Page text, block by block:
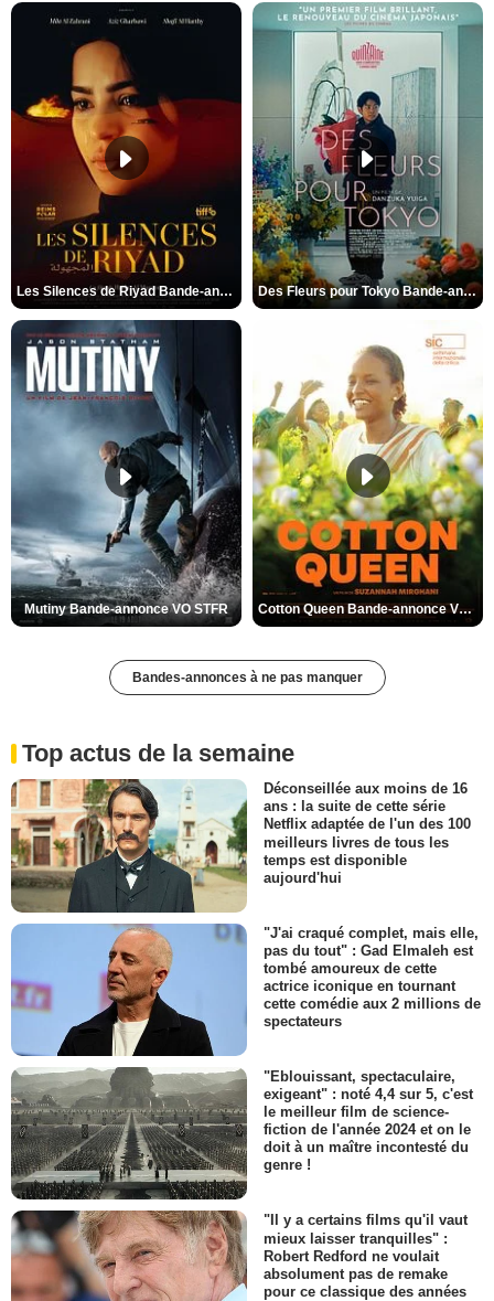
Les Silences de Riyad Bande-annonce VO STFR Des Fleurs pour Tokyo Bande-annonce VO STFR
Mutiny Bande-annonce VO STFR Cotton Queen Bande-annonce VO STFR
Bandes-annonces à ne pas manquer
Top actus de la semaine
Déconseillée aux moins de 16
ans : la suite de cette série
Netflix adaptée de l'un des 100
meilleurs livres de tous les
temps est disponible
aujourd'hui
"J'ai craqué complet, mais elle,
pas du tout" : Gad Elmaleh est
tombé amoureux de cette
actrice iconique en tournant
cette comédie aux 2 millions de
spectateurs
"Eblouissant, spectaculaire,
exigeant" : noté 4,4 sur 5, c'est
le meilleur film de science-
fiction de l'année 2024 et on le
doit à un maître incontesté du
genre !
"Il y a certains films qu'il vaut
mieux laisser tranquilles" :
Robert Redford ne voulait
absolument pas de remake
pour ce classique des années